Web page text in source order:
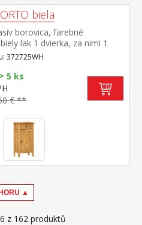
biela
borovica, farebné
lak 1 dvierka, za nimi 1
s kovovými pojazdmi
nosnosti uvedené v návode na
zostavy PORTO biela
372725WH
5 ks
€ **
▲
z 162 produktů